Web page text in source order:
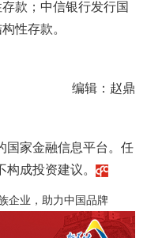
款；中信银行发行国
性存款。
编辑：赵鼎
国家金融信息平台。任
成投资建议。
企业，助力中国品牌